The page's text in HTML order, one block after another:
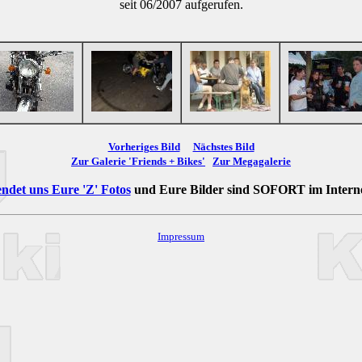
seit 06/2007 aufgerufen.
Vorheriges Bild
Nächstes Bild
Zur Galerie 'Friends + Bikes'
Zur Megagalerie
uns Eure 'Z' Fotosund Eure Bilder sind SOFORTim
Impressum